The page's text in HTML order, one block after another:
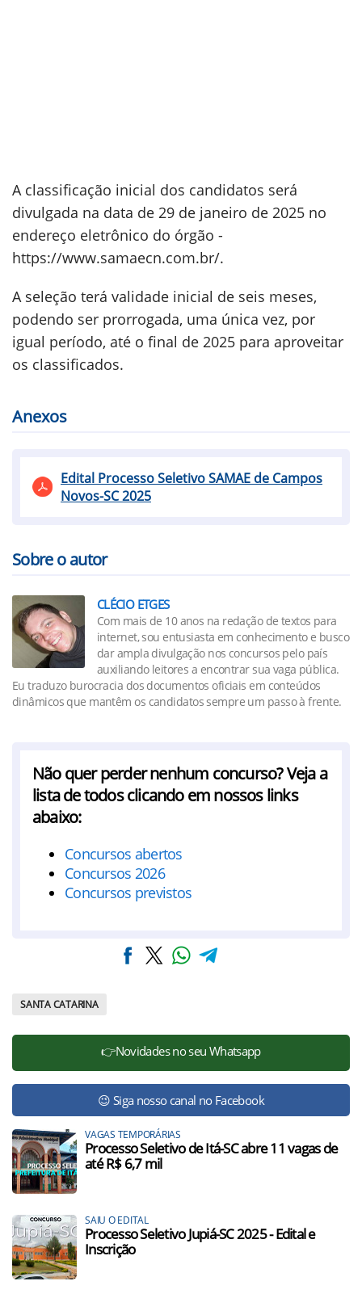
A classificação inicial dos candidatos será
divulgada na data de 29 de janeiro de 2025 no
endereço eletrônico do órgão -
https://www.samaecn.com.br/.
A seleção terá validade inicial de seis meses,
podendo ser prorrogada, uma única vez, por
igual período, até o final de 2025 para aproveitar
os classificados.
Anexos
Edital Processo Seletivo SAMAE de Campos
Novos-SC 2025
Sobre o autor
CLÉCIO ETGES
Com mais de 10 anos na redação de textos para
internet, sou entusiasta em conhecimento e busco
dar ampla divulgação nos concursos pelo país
auxiliando leitores a encontrar sua vaga pública.
Eu traduzo burocracia dos documentos oficiais em conteúdos
dinâmicos que mantêm os candidatos sempre um passo à frente.
Não quer perder nenhum concurso? Veja a
lista de todos clicando em nossos links
abaixo:
Concursos abertos
Concursos 2026
Concursos previstos
SANTA CATARINA
👉Novidades no seu Whatsapp
😉 Siga nosso canal no Facebook
VAGAS TEMPORÁRIAS
Processo Seletivo de Itá-SC abre 11 vagas de
até R$ 6,7 mil
SAIU O EDITAL
Processo Seletivo Jupiá-SC 2025 - Edital e
Inscrição